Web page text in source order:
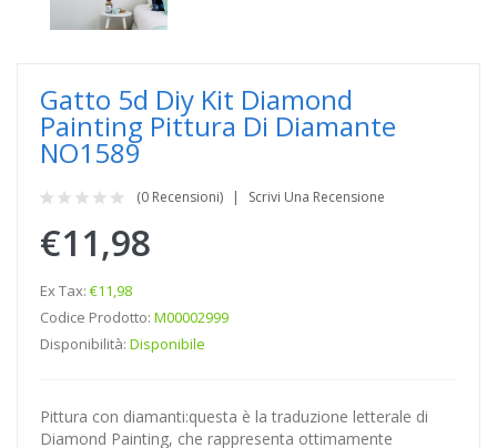
Gatto 5d Diy Kit Diamond
Painting Pittura Di Diamante
NO1589
(0 Recensioni) Scrivi Una Recensione
€11,98
Ex Tax: €11,98
Codice Prodotto: M00002999
Disponibilità: Disponibile
Pittura con diamanti:questa è la traduzione letterale di
Diamond Painting, che rappresenta ottimamente